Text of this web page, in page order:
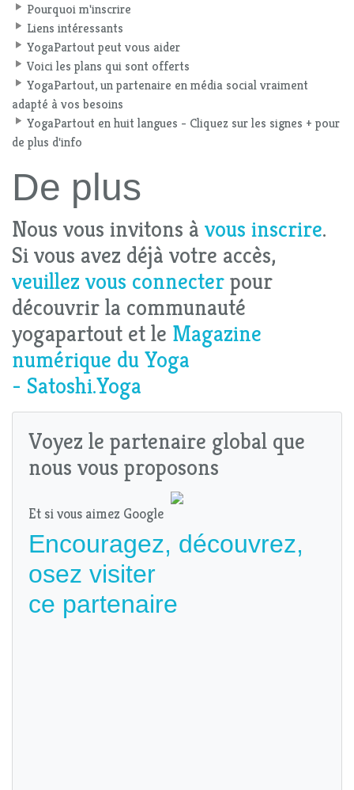
Pourquoi m'inscrire
Liens intéressants
YogaPartout peut vous aider
Voici les plans qui sont offerts
YogaPartout, un partenaire en média social vraiment
adapté à vos besoins
YogaPartout en huit langues - Cliquez sur les signes + pour
de plus d'info
De plus
Nous vous invitons à vous inscrire.
Si vous avez déjà votre accès,
veuillez vous connecter pour
découvrir la communauté
yogapartout et le Magazine
numérique du Yoga
- Satoshi.Yoga
Voyez le partenaire global que
nous vous proposons
Et si vous aimez Google
Encouragez, découvrez,
osez visiter
ce partenaire